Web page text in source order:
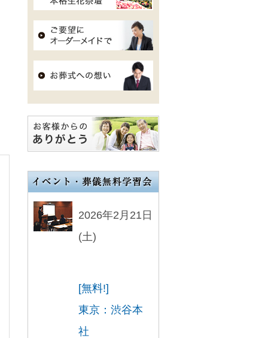
2026年2月21日
(土)
[無料!]
東京：渋谷本
社